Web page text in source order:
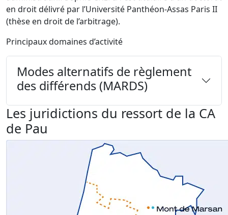
en droit délivré par l’Université Panthéon-Assas Paris II
(thèse en droit de l’arbitrage).
Principaux domaines d’activité
Modes alternatifs de règlement
des différends (MARDS)
Les juridictions du ressort de la CA
de Pau